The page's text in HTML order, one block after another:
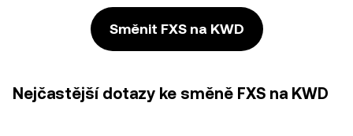
Směnit FXS na KWD
Nejčastější dotazy ke směně FXS na KWD